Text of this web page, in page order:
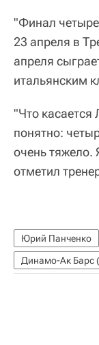
"Финал
23 апреля в
апреля
итальянским
"Что касается
понятно:
очень тяжело.
отметил
Юрий Панченко
Динамо-Ак Барс